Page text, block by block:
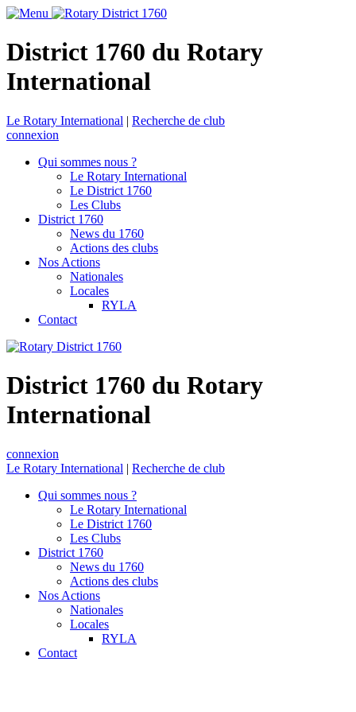
District 1760 du Rotary
International
Le Rotary International | Recherche de club
connexion
Qui sommes nous ?
Le Rotary International
Le District 1760
Les Clubs
District 1760
News du 1760
Actions des clubs
Nos Actions
Nationales
Locales
RYLA
Contact
District 1760 du Rotary
International
connexion
Le Rotary International | Recherche de club
Qui sommes nous ?
Le Rotary International
Le District 1760
Les Clubs
District 1760
News du 1760
Actions des clubs
Nos Actions
Nationales
Locales
RYLA
Contact